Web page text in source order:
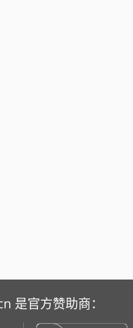
是官方赞助商：